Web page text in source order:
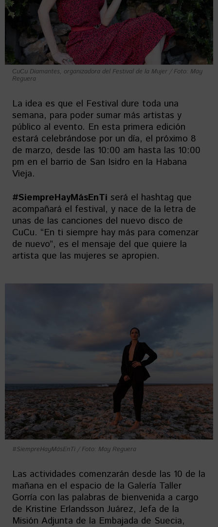
CuCu Diamantes, organizadora del Festival de la Mujer / Foto: May
Reguera
La idea es que el Festival dure toda una
semana, para poder sumar más artistas y
público al evento. En esta primera edición
estará celebrándose por un día, el próximo 8
de marzo, desde las 10:00 am hasta las 10:00
pm en el barrio de San Isidro en la Habana
Vieja.
#SiempreHayMásEnTi será el hashtag que
acompañará el festival, y nace de la letra de
unas de las canciones del nuevo disco de
CuCu. “En ti siempre hay más para comenzar
de nuevo”, es el mensaje del que quiere la
artista que las mujeres se apropien.
#SiempreHayMásEnTi / Foto: May Reguera
Las actividades comenzarán desde las 10 de la
mañana en el espacio de la Galería Taller
Gorría con las palabras de bienvenida a cargo
de Kristine Erlandsson Juárez, Jefa de la
Misión Adjunta de la Embajada de Suecia,